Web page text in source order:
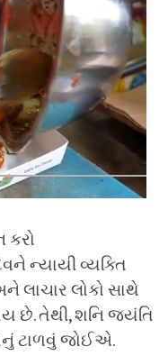
ન્યાયી વ્યક્તિ
લાચાર લોકો સાથે
છે. તેથી, શનિ જયંતિ
ટાળવું જોઈએ.